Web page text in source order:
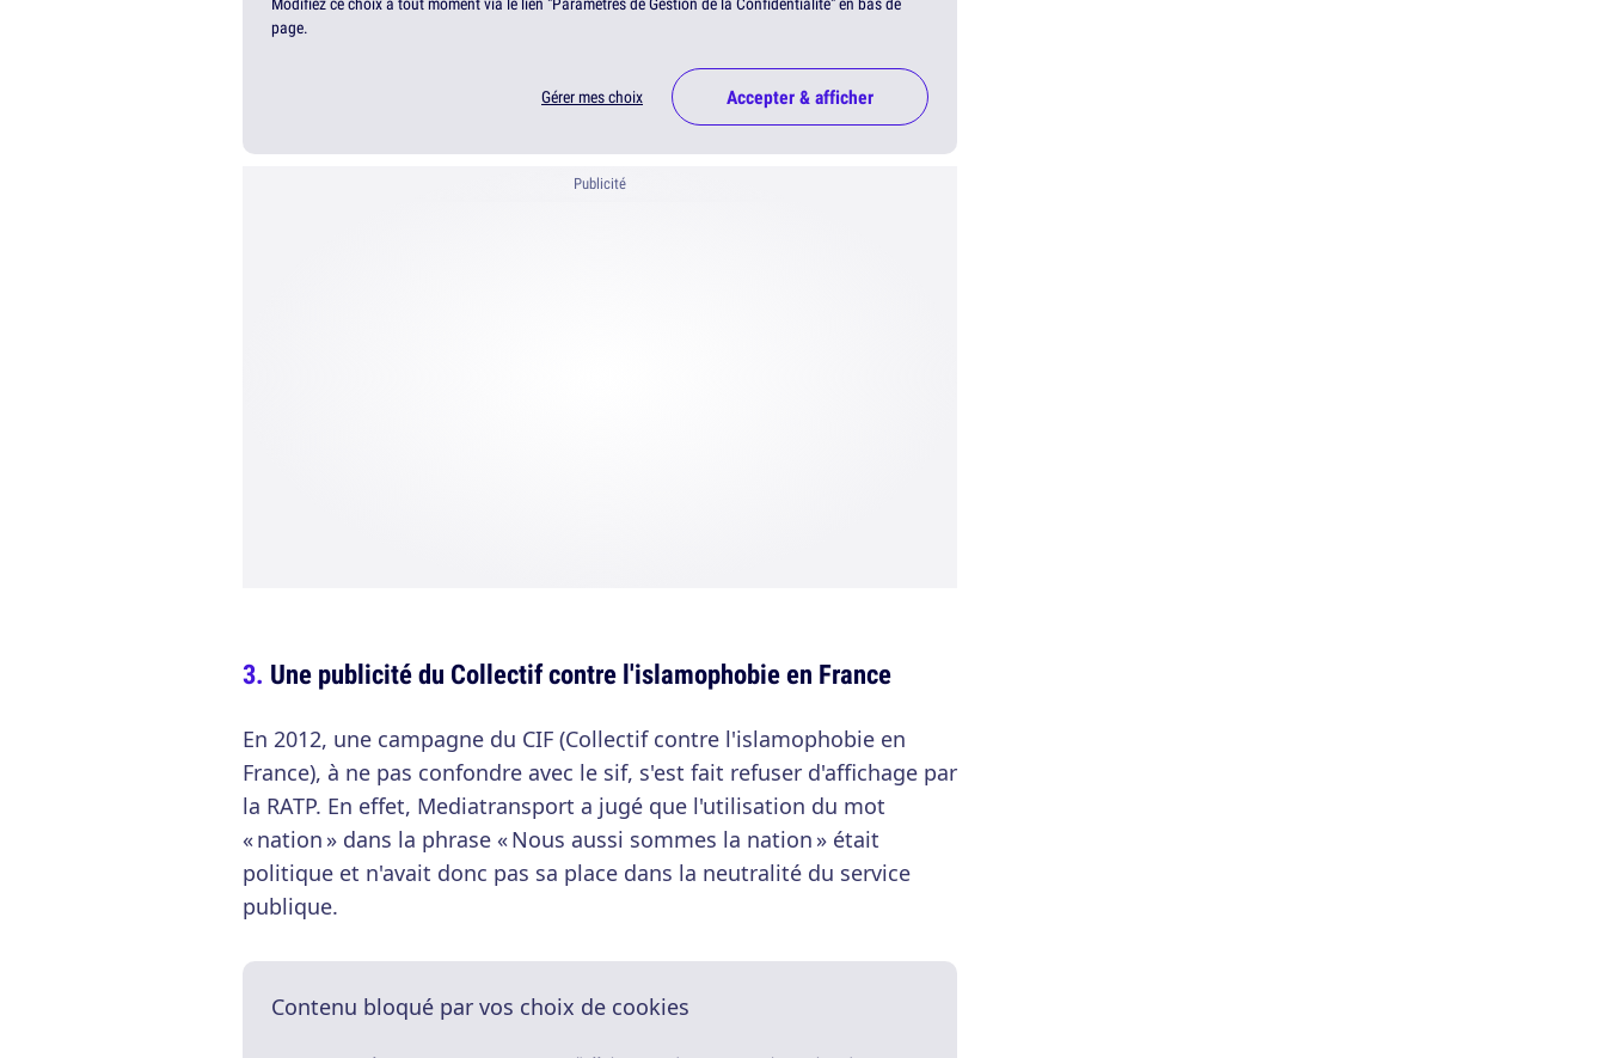
page.
Gérer mes choix Accepter & afficher
Publicité
Une publicité du Collectif contre l'islamophobie en France
En 2012, une campagne du CIF (Collectif contre l'islamophobie en
France), à ne pas confondre avec le sif, s'est fait refuser d'affichage par
la RATP. En effet, Mediatransport a jugé que l'utilisation du mot
« nation » dans la phrase « Nous aussi sommes la nation » était
politique et n'avait donc pas sa place dans la neutralité du service
publique.
Contenu bloqué par vos choix de cookies